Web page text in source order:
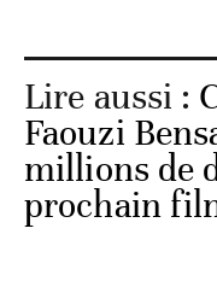
Lire aussi :
Faouzi
millions de
prochain